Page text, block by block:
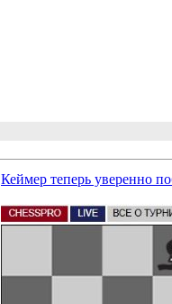
Кеймер теперь уверенно